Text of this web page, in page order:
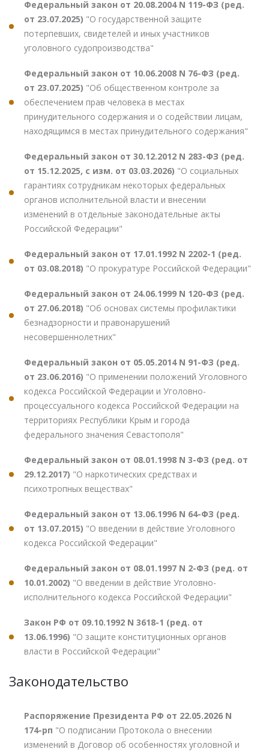
Федеральный закон от 20.08.2004 N 119-ФЗ (ред.
от 23.07.2025) "О государственной защите
потерпевших, свидетелей и иных участников
уголовного судопроизводства"
Федеральный закон от 10.06.2008 N 76-ФЗ (ред.
от 23.07.2025) "Об общественном контроле за
обеспечением прав человека в местах
принудительного содержания и о содействии лицам,
находящимся в местах принудительного содержания"
Федеральный закон от 30.12.2012 N 283-ФЗ (ред.
от 15.12.2025, с изм. от 03.03.2026) "О социальных
гарантиях сотрудникам некоторых федеральных
органов исполнительной власти и внесении
изменений в отдельные законодательные акты
Российской Федерации"
Федеральный закон от 17.01.1992 N 2202-1 (ред.
от 03.08.2018) "О прокуратуре Российской Федерации"
Федеральный закон от 24.06.1999 N 120-ФЗ (ред.
от 27.06.2018) "Об основах системы профилактики
безнадзорности и правонарушений
несовершеннолетних"
Федеральный закон от 05.05.2014 N 91-ФЗ (ред.
от 23.06.2016) "О применении положений Уголовного
кодекса Российской Федерации и Уголовно-
процессуального кодекса Российской Федерации на
территориях Республики Крым и города
федерального значения Севастополя"
Федеральный закон от 08.01.1998 N 3-ФЗ (ред. от
29.12.2017) "О наркотических средствах и
психотропных веществах"
Федеральный закон от 13.06.1996 N 64-ФЗ (ред.
от 13.07.2015) "О введении в действие Уголовного
кодекса Российской Федерации"
Федеральный закон от 08.01.1997 N 2-ФЗ (ред. от
10.01.2002) "О введении в действие Уголовно-
исполнительного кодекса Российской Федерации"
Закон РФ от 09.10.1992 N 3618-1 (ред. от
13.06.1996) "О защите конституционных органов
власти в Российской Федерации"
Законодательство
Распоряжение Президента РФ от 22.05.2026 N
174-рп "О подписании Протокола о внесении
изменений в Договор об особенностях уголовной и